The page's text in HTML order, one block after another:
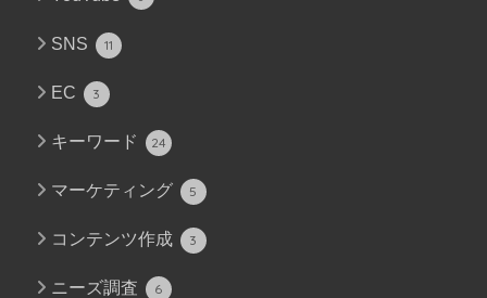
SNS 11
EC 3
キーワード 24
マーケティング 5
コンテンツ作成 3
ニーズ調査 6